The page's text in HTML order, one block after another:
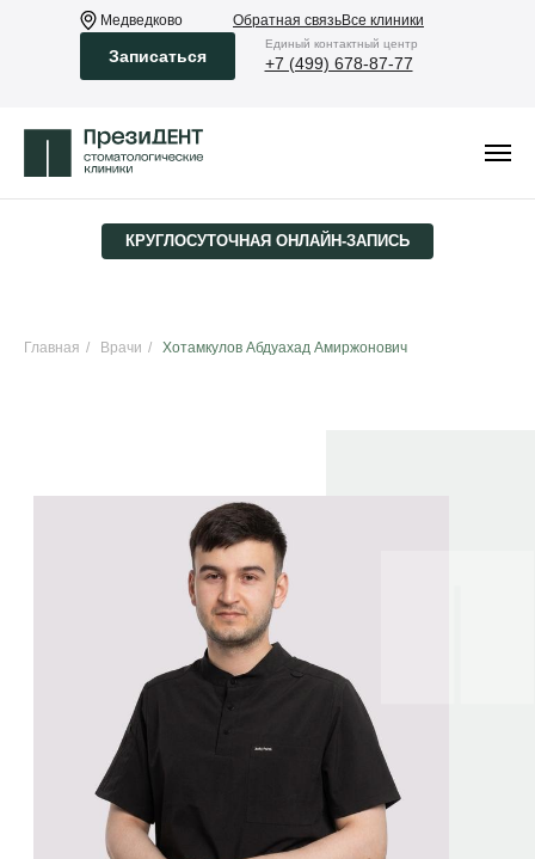
Обратная связьВсе клиники
Eдиный контактный центр
+7 (499) 678-87-77
Медведково
Записаться
КРУГЛОСУТОЧНАЯ ­ОНЛАЙН-ЗАПИСЬ
Главная / Врачи / Хотамкулов Абдуахад Амиржонович
Хотамкулов Абдуахад
Амиржонович
Врач стоматолог-гигиенист